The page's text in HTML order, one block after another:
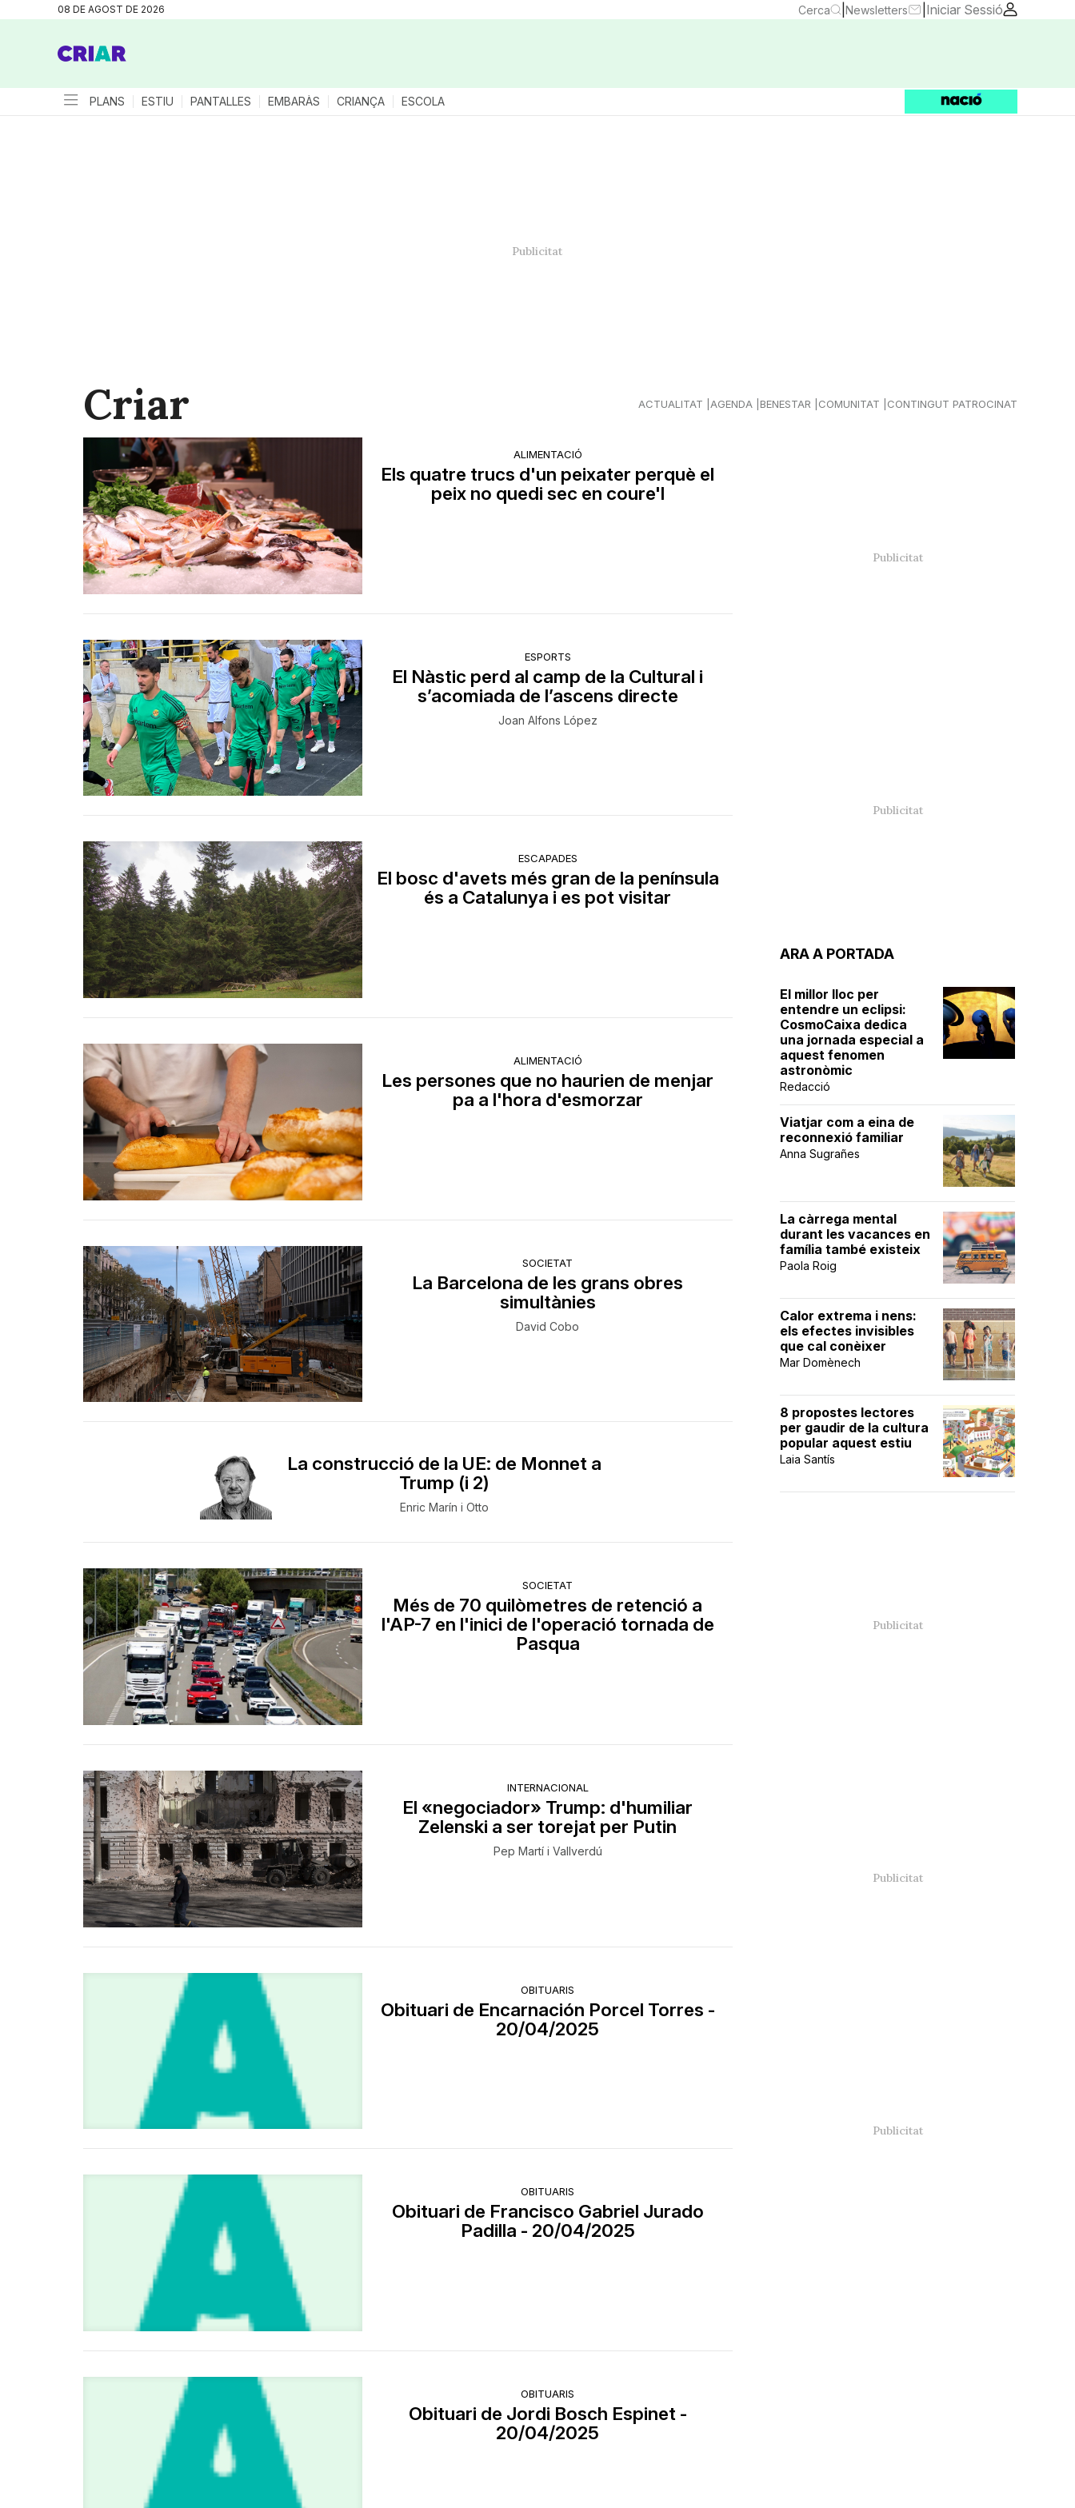
08 DE AGOST DE 2026 Cerca Newsletters Iniciar Sessió
PLANS ESTIU PANTALLES EMBARÀS CRIANÇA ESCOLA
Criar ACTUALITAT AGENDA BENESTAR COMUNITAT CONTINGUT PATROCINAT
ALIMENTACIÓ
Els quatre trucs d'un peixater perquè el
peix no quedi sec en coure'l
ESPORTS
El Nàstic perd al camp de la Cultural i
s’acomiada de l’ascens directe
Joan Alfons López
ESCAPADES
El bosc d'avets més gran de la península
és a Catalunya i es pot visitar
ALIMENTACIÓ
Les persones que no haurien de menjar
pa a l'hora d'esmorzar
SOCIETAT
La Barcelona de les grans obres
simultànies
David Cobo
La construcció de la UE: de Monnet a
Trump (i 2)
Enric Marín i Otto
SOCIETAT
Més de 70 quilòmetres de retenció a
l'AP-7 en l'inici de l'operació tornada de
Pasqua
INTERNACIONAL
El «negociador» Trump: d'humiliar
Zelenski a ser torejat per Putin
Pep Martí i Vallverdú
OBITUARIS
Obituari de Encarnación Porcel Torres -
20/04/2025
OBITUARIS
Obituari de Francisco Gabriel Jurado
Padilla - 20/04/2025
OBITUARIS
Obituari de Jordi Bosch Espinet -
20/04/2025
ARA A PORTADA
El millor lloc per
entendre un eclipsi:
CosmoCaixa dedica
una jornada especial a
aquest fenomen
astronòmic
Redacció
Viatjar com a eina de
reconnexió familiar
Anna Sugrañes
La càrrega mental
durant les vacances en
família també existeix
Paola Roig
Calor extrema i nens:
els efectes invisibles
que cal conèixer
Mar Domènech
8 propostes lectores
per gaudir de la cultura
popular aquest estiu
Laia Santís